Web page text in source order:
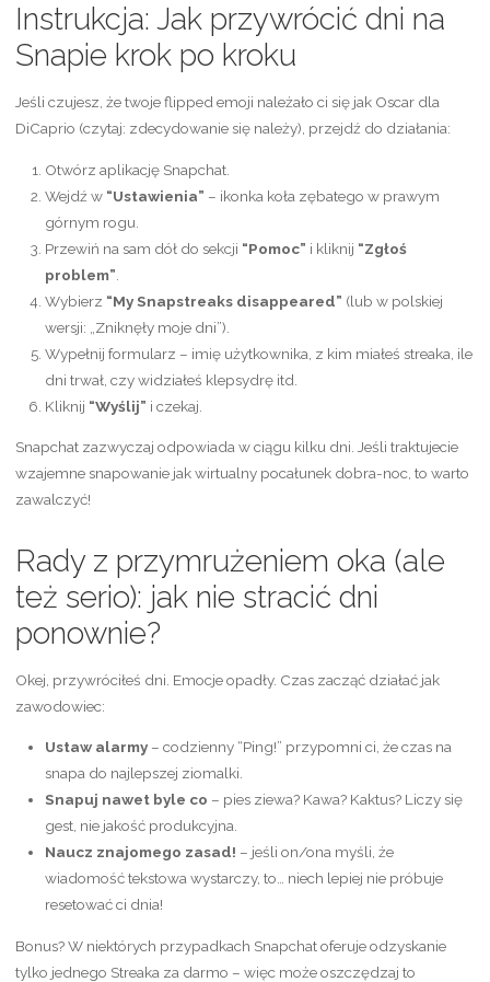
Instrukcja: Jak przywrócić dni na
Snapie krok po kroku
Jeśli czujesz, że twoje flipped emoji należało ci się jak Oscar dla
DiCaprio (czytaj: zdecydowanie się należy), przejdź do działania:
Otwórz aplikację Snapchat.
Wejdź w “Ustawienia” – ikonka koła zębatego w prawym
górnym rogu.
Przewiń na sam dół do sekcji “Pomoc” i kliknij “Zgłoś
problem”
Wybierz “My Snapstreaks disappeared” (lub w polskiej
wersji: „Zniknęły moje dni”).
Wypełnij formularz – imię użytkownika, z kim miałeś streaka, ile
dni trwał, czy widziałeś klepsydrę itd.
Kliknij “Wyślij” i czekaj.
Snapchat zazwyczaj odpowiada w ciągu kilku dni. Jeśli traktujecie
wzajemne snapowanie jak wirtualny pocałunek dobra-noc, to warto
zawalczyć!
Rady z przymrużeniem oka (ale
też serio): jak nie stracić dni
ponownie?
Okej, przywróciłeś dni. Emocje opadły. Czas zacząć działać jak
zawodowiec:
Ustaw alarmy– codzienny “Ping!” przypomni ci, że czas na
snapa do najlepszej ziomalki.
Snapuj nawet byle co – pies ziewa? Kawa? Kaktus? Liczy się
gest, nie jakość produkcyjna.
Naucz znajomego zasad! – jeśli on/ona myśli, że
wiadomość tekstowa wystarczy, to… niech lepiej nie próbuje
resetować ci dnia!
Bonus? W niektórych przypadkach Snapchat oferuje odzyskanie
tylko jednego Streaka za darmo – więc może oszczędzaj to